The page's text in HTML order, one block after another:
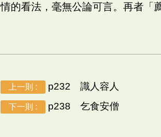
情的看法，毫無公論可言。再者「
上一則 : p232 識人容人
下一則 : p238 乞食安僧